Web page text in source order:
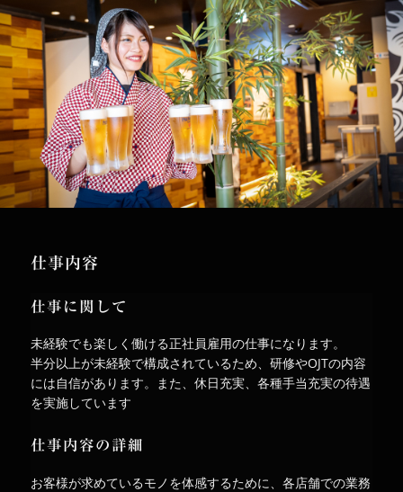
仕事内容
仕事に関して
未経験でも楽しく働ける正社員雇用の仕事になります。
半分以上が未経験で構成されているため、研修やOJTの内容
には自信があります。また、休日充実、各種手当充実の待遇
を実施しています
仕事内容の詳細
お客様が求めているモノを体感するために、各店舗での業務